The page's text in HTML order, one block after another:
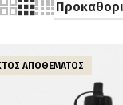
ΑΠΟΘΈΜΑΤΟΣ